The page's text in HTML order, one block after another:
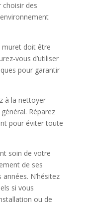
choisir des
muret doit être
vous d’utiliser
pour garantir
à la nettoyer
Réparez
pour éviter toute
soin de votre
de ses
N’hésitez
si vous
ou de